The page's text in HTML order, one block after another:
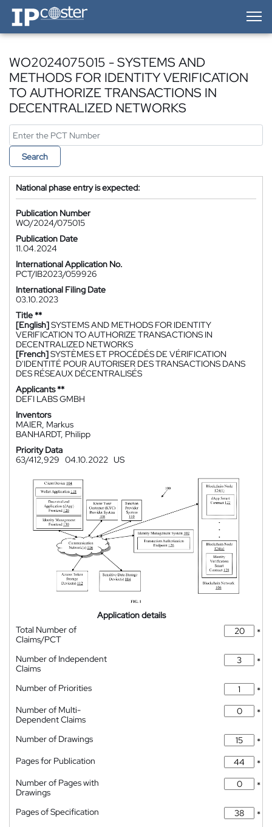
IP-Coster — Home
WO2024075015 - SYSTEMS AND
METHODS FOR IDENTITY VERIFICATION
TO AUTHORIZE TRANSACTIONS IN
DECENTRALIZED NETWORKS
Search
National phase entry is expected:
Publication Number
WO/2024/075015
Publication Date
11.04.2024
International Application No.
PCT/IB2023/059926
International Filing Date
03.10.2023
Title **
[English]SYSTEMS AND METHODS FOR IDENTITY
VERIFICATION TO AUTHORIZE TRANSACTIONS IN
DECENTRALIZED NETWORKS
[French]SYSTÈMES ET PROCÉDÉS DE VÉRIFICATION
D'IDENTITÉ POUR AUTORISER DES TRANSACTIONS DANS
DES RÉSEAUX DÉCENTRALISÉS
Applicants **
DEFI LABS GMBH
Inventors
MAIER, Markus
BANHARDT, Philipp
Priority Data
63/412,929 04.10.2022 US
Application details
Total Number of
Claims/PCT
*
Number of Independent
Claims
*
Number of Priorities
*
Number of Multi-
Dependent Claims
*
Number of Drawings
*
Pages for Publication
*
Number of Pages with
Drawings
*
Pages of Specification
*